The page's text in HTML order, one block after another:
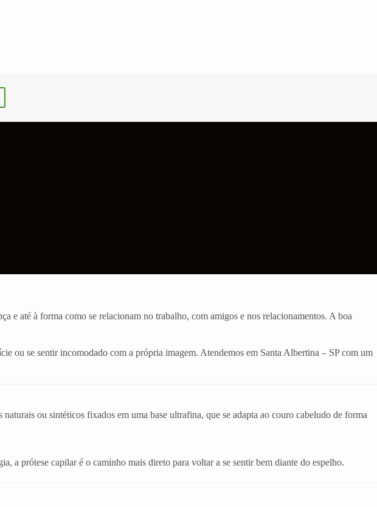
e até à forma como se relacionam no trabalho, com amigos e nos relacionamentos. A boa
ou se sentir incomodado com a própria imagem. Atendemos em Santa Albertina – SP com um
ou sintéticos fixados em uma base ultrafina, que se adapta ao couro cabeludo de forma
a prótese capilar é o caminho mais direto para voltar a se sentir bem diante do espelho.